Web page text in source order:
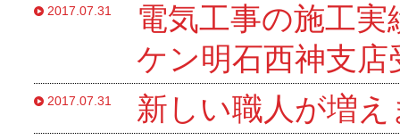
2017.07.31
電気工事の施工
ケン明石西神支店
2017.07.31 新しい職人が増